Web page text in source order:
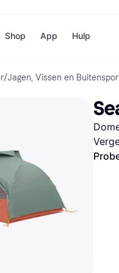
Shop
Winkels
Kruidvat
App Hulp
/Jagen, Vissen en